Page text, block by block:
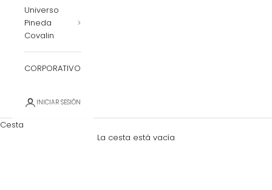
Universo
Pineda
Covalin
CORPORATIVO
INICIAR SESIÓN
Cesta
La cesta está vacía